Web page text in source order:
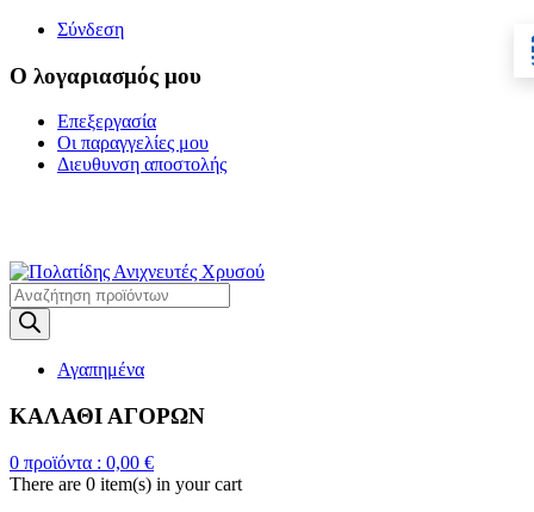
Σύνδεση
Ο λογαριασμός μου
Επεξεργασία
Οι παραγγελίες μου
Διευθυνση αποστολής
Products
search
Αγαπημένα
ΚΑΛΑΘΙ ΑΓΟΡΩΝ
0 προϊόντα : 0,00 €
There are 0 item(s) in your cart